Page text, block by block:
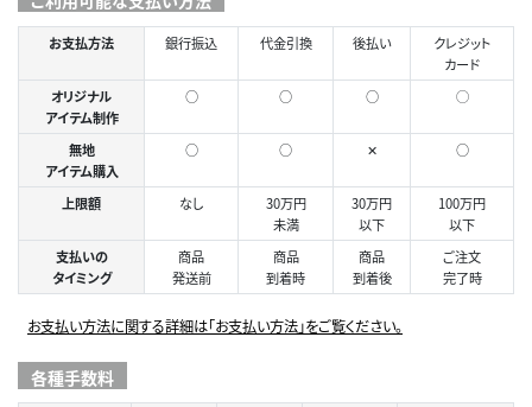
お支払方法 銀行振込 代金引換 後払い
クレジット
カード
オリジナル
アイテム制作
○ ○ ○ ◯
無地
アイテム購入
○ ○ ✕ ○
上限額 なし
30万円
未満
30万円
以下
100万円
以下
支払いの
タイミング
商品
発送前
商品
到着時
商品
到着後
ご注文
完了時
お支払い方法に関する詳細は「お支払い方法」をご覧ください。
各種手数料